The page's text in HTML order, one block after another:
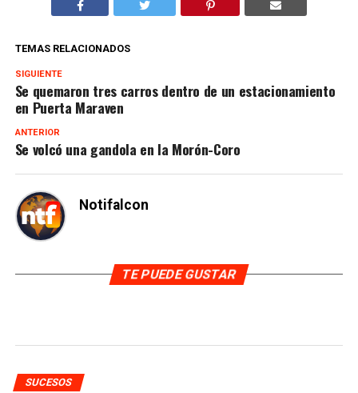
TEMAS RELACIONADOS
SIGUIENTE
Se quemaron tres carros dentro de un estacionamiento
en Puerta Maraven
ANTERIOR
Se volcó una gandola en la Morón-Coro
Notifalcon
TE PUEDE GUSTAR
SUCESOS